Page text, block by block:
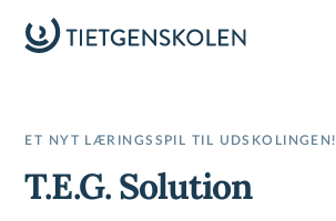
ET NYT LÆRINGSSPIL TIL UDSKOLINGEN!
T.E.G. Solution